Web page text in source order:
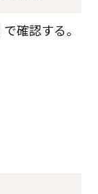
で確認する。